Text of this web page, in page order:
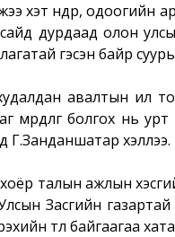
хэт өндөр, одоогийн
дурдаад олон
гэсэн байр
авалтын ил
мөрдлөг болгох нь
Г.Занданшатар хэллээ.
хоёр талын ажлын
Засгийн
төлөө байгаагаа